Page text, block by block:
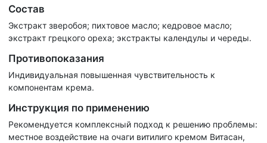
Состав
Экстракт зверобоя; пихтовое масло; кедровое масло;
экстракт грецкого ореха; экстракты календулы и череды.
Противопоказания
Индивидуальная повышенная чувствительность к
компонентам крема.
Инструкция по применению
Рекомендуется комплексный подход к решению проблемы:
местное воздействие на очаги витилиго кремом Витасан,